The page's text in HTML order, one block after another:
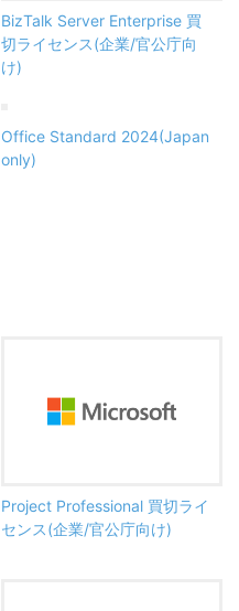
BizTalk Server Enterprise 買
切ライセンス(企業/官公庁向
け)
Office Standard 2024(Japan
only)
Project Professional 買切ライ
センス(企業/官公庁向け)